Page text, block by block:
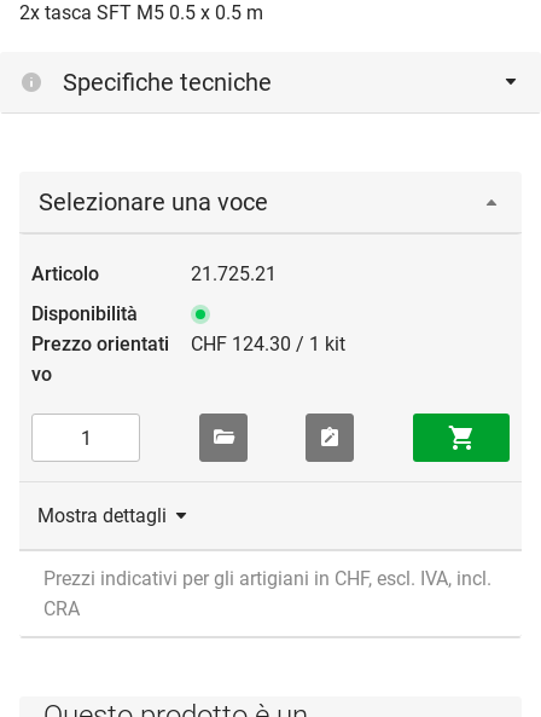
2x tasca SFT M5 0.5 x 0.5 m
Specifiche tecniche
Selezionare una voce
21.725.21
CHF 124.30 / 1 kit
Mostra dettagli
Prezzi indicativi per gli artigiani in CHF, escl. IVA, incl.
CRA